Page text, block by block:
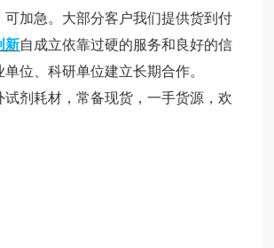
可加急。大部分客户我们提供货到付
新自成立依靠过硬的服务和良好的信
位、科研单位建立长期合作。
试剂耗材，常备现货，一手货源，欢